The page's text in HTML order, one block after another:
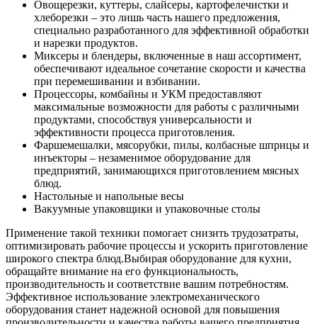
Овощерезки, куттеры, слайсеры, картофелечистки и
хлеборезки – это лишь часть нашего предложения,
специально разработанного для эффективной обработки
и нарезки продуктов.
Миксеры и блендеры, включенные в наш ассортимент,
обеспечивают идеальное сочетание скорости и качества
при перемешивании и взбивании.
Процессоры, комбайны и УКМ предоставляют
максимальные возможности для работы с различными
продуктами, способствуя универсальности и
эффективности процесса приготовления.
Фаршемешалки, мясорубки, пилы, колбасные шприцы и
инъекторы – незаменимое оборудование для
предприятий, занимающихся приготовлением мясных
блюд.
Настольные и напольные весы
Вакуумные упаковщики и упаковочные столы
Применение такой техники помогает снизить трудозатраты,
оптимизировать рабочие процессы и ускорить приготовление
широкого спектра блюд.Выбирая оборудование для кухни,
обращайте внимание на его функциональность,
производительность и соответствие вашим потребностям.
Эффективное использование электромеханического
оборудования станет надежной основой для повышения